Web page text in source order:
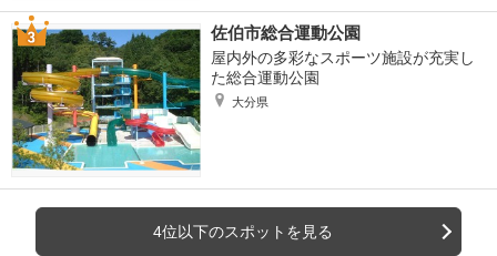
佐伯市総合運動公園
屋内外の多彩なスポーツ施設が充実し
た総合運動公園
大分県
4位以下のスポットを見る